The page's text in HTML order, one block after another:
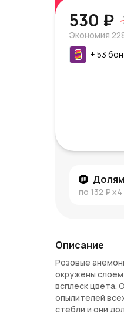
530 ₽
Экономия
+ 53
по 132 ₽x4
Описание
Розовые
окружены слоем
всплеск цвета.
опылителей
стебли и они